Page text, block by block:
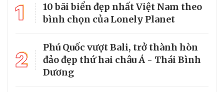
1
10 bãi biển đẹp nhất Việt Nam theo
bình chọn của Lonely Planet
2
Phú Quốc vượt Bali, trở thành hòn
đảo đẹp thứ hai châu Á - Thái Bình
Dương